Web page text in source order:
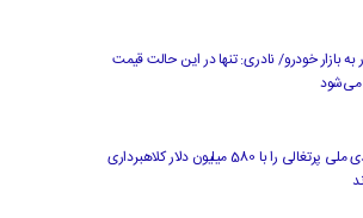
به بازار خودرو/ نادری: تنها در این حالت قیمت
می‌شود
مقامات تایلندی ملی پرتغالی را با 580 میلیون دلار کلاهبرداری